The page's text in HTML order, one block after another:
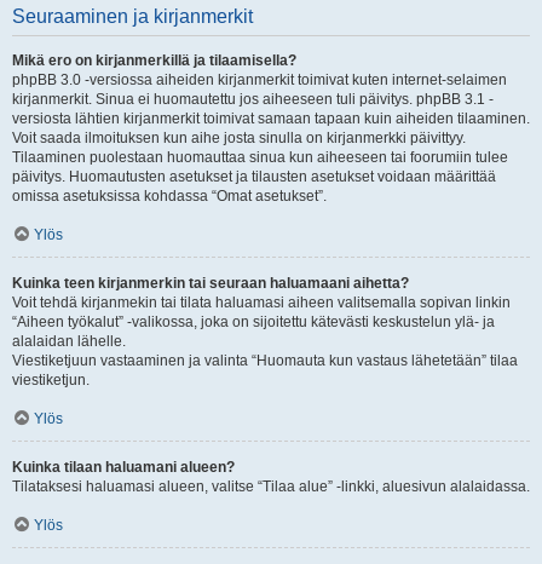
Seuraaminen ja kirjanmerkit
Mikä ero on kirjanmerkillä ja tilaamisella?
phpBB 3.0 -versiossa aiheiden kirjanmerkit toimivat kuten internet-selaimen
kirjanmerkit. Sinua ei huomautettu jos aiheeseen tuli päivitys. phpBB 3.1 -
versiosta lähtien kirjanmerkit toimivat samaan tapaan kuin aiheiden tilaaminen.
Voit saada ilmoituksen kun aihe josta sinulla on kirjanmerkki päivittyy.
Tilaaminen puolestaan huomauttaa sinua kun aiheeseen tai foorumiin tulee
päivitys. Huomautusten asetukset ja tilausten asetukset voidaan määrittää
omissa asetuksissa kohdassa “Omat asetukset”.
Ylös
Kuinka teen kirjanmerkin tai seuraan haluamaani aihetta?
Voit tehdä kirjanmekin tai tilata haluamasi aiheen valitsemalla sopivan linkin
“Aiheen työkalut” -valikossa, joka on sijoitettu kätevästi keskustelun ylä- ja
alalaidan lähelle.
Viestiketjuun vastaaminen ja valinta “Huomauta kun vastaus lähetetään” tilaa
viestiketjun.
Ylös
Kuinka tilaan haluamani alueen?
Tilataksesi haluamasi alueen, valitse “Tilaa alue” -linkki, aluesivun alalaidassa.
Ylös